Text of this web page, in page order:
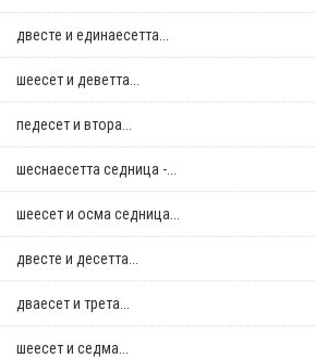
двестe и единаесетта...
шеесет и деветта...
педесет и втора...
шеснаесетта седница -...
шеесет и осма седница...
двестe и десетта...
дваесет и трета...
шеесет и седма...